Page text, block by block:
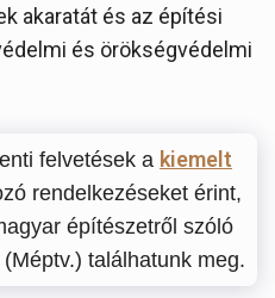
akaratát és az építési
és örökségvédelmi
felvetések a kiemelt
rendelkezéseket érint,
építészetről szóló
találhatunk meg.